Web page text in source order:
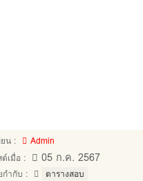
น :
Admin
เมื่อ :
05 ก.ค. 2567
กำกับ : ตารางสอบ